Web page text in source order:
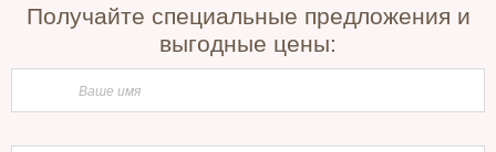
Получайте специальные предложения и
выгодные цены: